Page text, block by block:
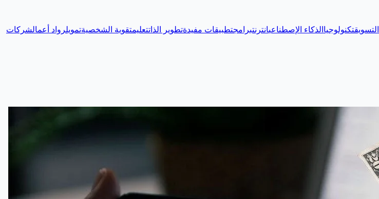
التسويقتكنولوجيا الذكاء الإصطناعيانترنتبرامجتطبيقات مفيدةتطوير الذاتتعليمتقوية الشخصيةتمويلرواد أعمالشركات